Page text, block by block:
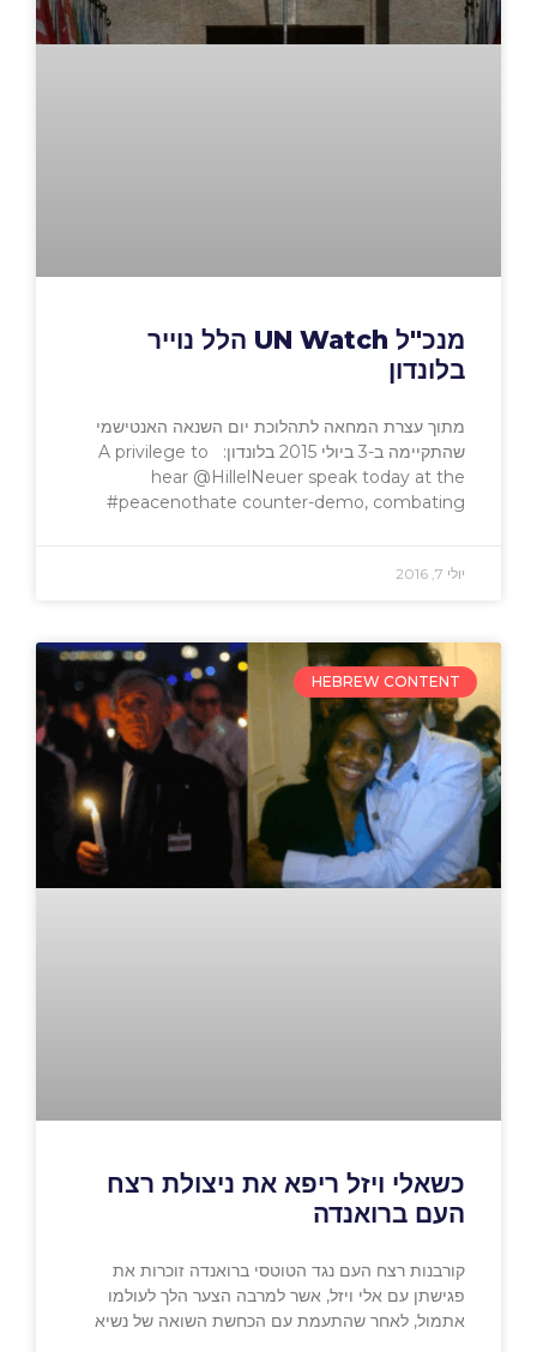
מנכ"ל UN Watch הלל נוייר
בלונדון
מתוך עצרת המחאה לתהלוכת יום השנאה האנטישמי
שהתקיימה ב-3 ביולי 2015 בלונדון: A privilege to
hear @HillelNeuer speak today at the
#peacenothate counter-demo, combating
יולי 7, 2016
HEBREW CONTENT
כשאלי ויזל ריפא את ניצולת רצח
העם ברואנדה
קורבנות רצח העם נגד הטוטסי ברואנדה זוכרות את
פגישתן עם אלי ויזל, אשר למרבה הצער הלך לעולמו
אתמול, לאחר שהתעמת עם הכחשת השואה של נשיא